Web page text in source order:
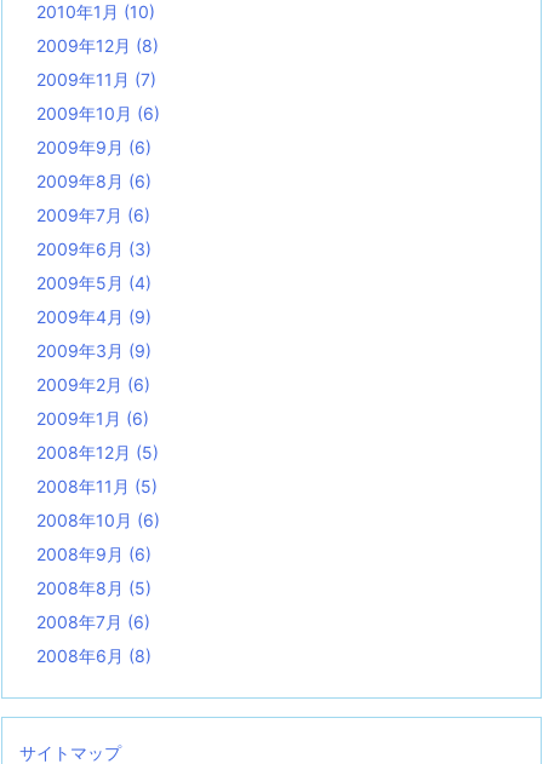
2010年1月 (10)
2009年12月 (8)
2009年11月 (7)
2009年10月 (6)
2009年9月 (6)
2009年8月 (6)
2009年7月 (6)
2009年6月 (3)
2009年5月 (4)
2009年4月 (9)
2009年3月 (9)
2009年2月 (6)
2009年1月 (6)
2008年12月 (5)
2008年11月 (5)
2008年10月 (6)
2008年9月 (6)
2008年8月 (5)
2008年7月 (6)
2008年6月 (8)
サイトマップ